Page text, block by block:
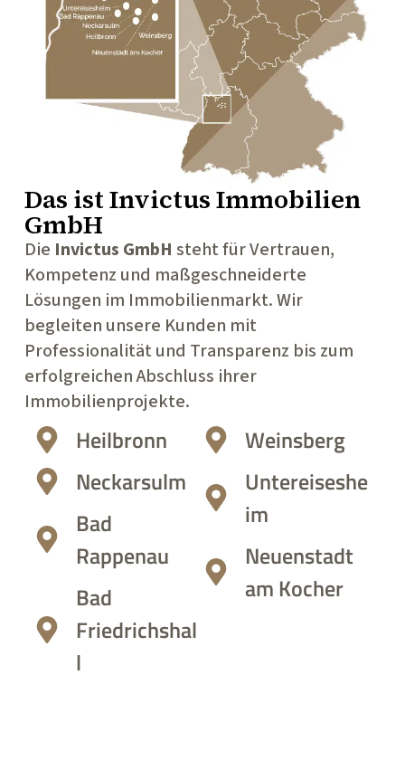
Das istInvictus Immobilien
GmbH
Die Invictus GmbH steht für Vertrauen,
Kompetenz und maßgeschneiderte
Lösungen im Immobilienmarkt. Wir
begleiten unsere Kunden mit
Professionalität und Transparenz bis zum
erfolgreichen Abschluss ihrer
Immobilienprojekte.
Heilbronn
Neckarsulm
Bad
Rappenau
Bad
Friedrichshal
l
Weinsberg
Untereiseshe
im
Neuenstadt
am Kocher